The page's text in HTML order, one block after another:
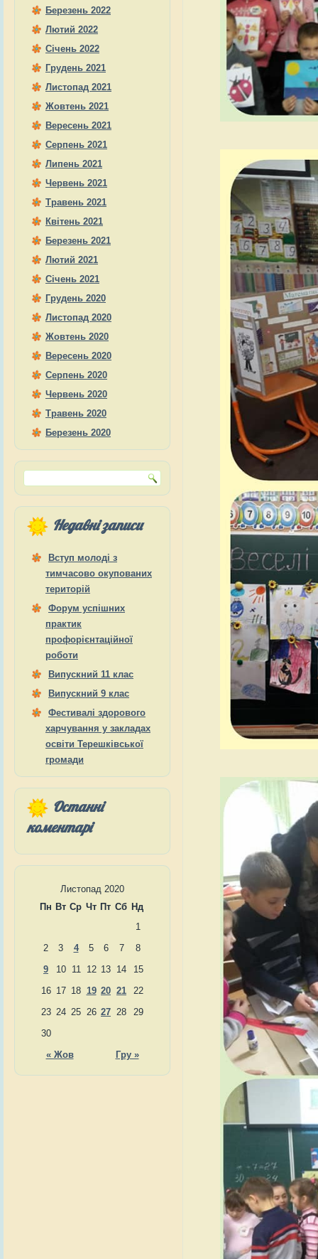
Березень 2022
Лютий 2022
Січень 2022
Грудень 2021
Листопад 2021
Жовтень 2021
Вересень 2021
Серпень 2021
Липень 2021
Червень 2021
Травень 2021
Квітень 2021
Березень 2021
Лютий 2021
Січень 2021
Грудень 2020
Листопад 2020
Жовтень 2020
Вересень 2020
Серпень 2020
Червень 2020
Травень 2020
Березень 2020
Недавні записи
Вступ молоді з
тимчасово окупованих
територій
Форум успішних
практик
профорієнтаційної
роботи
Випускний 11 клас
Випускний 9 клас
Фестивалі здорового
харчування у закладах
освіти Терешківської
громади
Останні
коментарі
Листопад 2020
Пн Вт Ср Чт Пт Сб Нд
« Жов Гру »
1
2
3 4 5 6 7
8
9
10 11 12 13 14
15
16 17 18 19 20 21
22
23 24 25 26 27 28
29
30